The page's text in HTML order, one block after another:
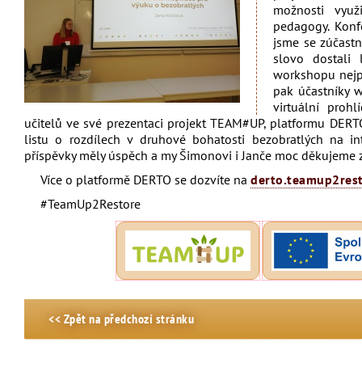
možnosti
pedagogy.
jsme se
slovo dostali
workshopu
pak účastníky
virtuální
učitelů ve své prezentaci projekt TEAM#UP, platformu
listu o rozdílech v druhové bohatosti bezobratlých na
příspěvky měly úspěch a my Šimonovi i Janče moc děkujeme
Více o platformě DERTO se dozvíte na
#TeamUp2Restore
<< Zpět na předchozí stránku